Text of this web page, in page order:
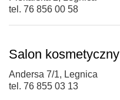
tel. 76 856 00 58
Salon kosmetyczny
Andersa 7/1, Legnica
tel. 76 855 03 13